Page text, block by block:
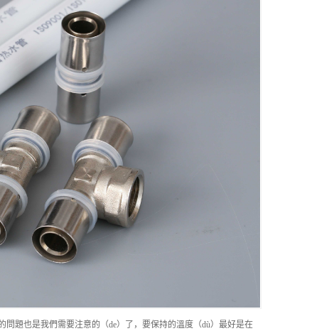
問題也是我們需要注意的（de）了，要保持的溫度（dù）最好是在